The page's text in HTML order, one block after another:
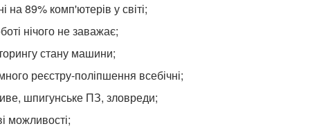
на 89% комп'ютерів у світі;
нічого не заважає;
стану машини;
реєстру-поліпшення всебічні;
шпигунське ПЗ, зловреди;
можливості;